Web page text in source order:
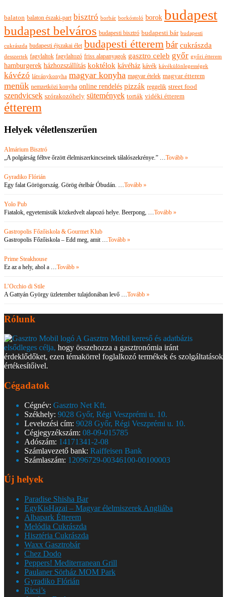
balaton balaton északi-part bisztró borbár borkóstoló borok budapest
budapest belváros budapesti bisztró budapesti bár budapesti
cukrászda budapesti éjszakai élet budapesti étterembár cukrászda
desszertek fagylaltok fagylaltozó friss alapanyagok gasztro celeb győr győri étterem
hamburgerek házhozszállítás koktélok kávéház kávék kávékülönlegességek
kávézó látványkonyha magyar konyha magyar ételek magyar étterem
menük nemzetközi konyha online rendelés pizzák reggelik street food
szendvicsek szórakozóhely sütemények torták vidéki étterem
étterem
Helyek véletlenszerűen
Almárium Bisztró
„A polgárság féltve őrzött élelmiszerkincseinek tálalószekrénye.” …Tovább »
Gyradiko Flórián
Egy falat Görögország. Görög ételbár Óbudán. …Tovább »
Yolo Pub
Fiatalok, egyetemisták közkedvelt alapozó helye. Beerpong, …Tovább »
Gastropolis Főzőiskola & Gourmet Klub
Gastropolis Főzőiskola – Edd meg, amit …Tovább »
Prime Steakhouse
Ez az a hely, ahol a …Tovább »
L’Occhio di Stile
A Gattyán György üzletember tulajdonában levő …Tovább »
Rólunk
A Gasztro Mobil kereső és adatbázis
elsődleges célja, hogy összehozza a gasztronómia iránt
érdeklődőket, ezen témakörrel foglalkozó termékek és szolgáltatások
értékesítőivel.
Cégadatok
Cégnév: Gasztro Net Kft.
Székhely: 9028 Győr, Régi Veszprémi u. 10.
Levelezési cím: 9028 Győr, Régi Veszprémi u. 10.
Cégjegyzékszám: 08-09-015785
Adószám: 14171341-2-08
Számlavezető bank: Raiffeisen Bank
Számlaszám: 12096729-00346100-00100003
Új helyek
Paradise Shisha Bar
EgyKisHazai – Magyar élelmiszerek Angliába
Albapark Étterem
Melódia Cukrászda
Hisztéria Cukrászda
Waxx Gasztrobár
Chez Dodo
Peppers! Mediterranean Grill
Paulaner Sörház MOM Park
Gyradiko Flórián
Ricsi’s